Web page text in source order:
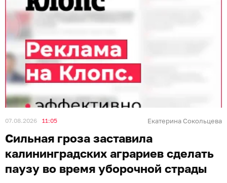
07.08.2026 11:05 Екатерина Сокольцева
Сильная гроза заставила
калининградских аграриев сделать
паузу во время уборочной страды